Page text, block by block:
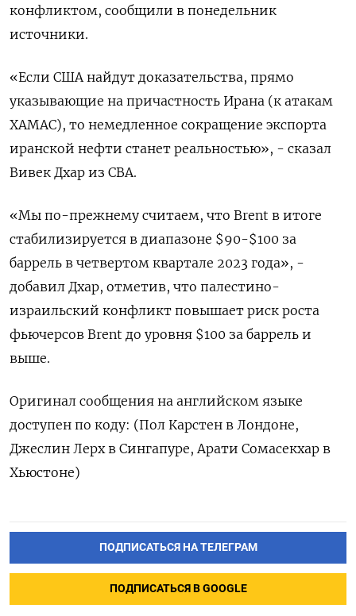
конфликтом, сообщили в понедельник
источники.
«Если США найдут доказательства, прямо
указывающие на причастность Ирана (к атакам
ХАМАС), то немедленное сокращение экспорта
иранской нефти станет реальностью», - сказал
Вивек Дхар из CBA.
«Мы по-прежнему считаем, что Brent в итоге
стабилизируется в диапазоне $90-$100 за
баррель в четвертом квартале 2023 года», -
добавил Дхар, отметив, что палестино-
израильский конфликт повышает риск роста
фьючерсов Brent до уровня $100 за баррель и
выше.
Оригинал сообщения на английском языке
доступен по коду: (Пол Карстен в Лондоне,
Джеслин Лерх в Сингапуре, Арати Сомасекхар в
Хьюстоне)
ПОДПИСАТЬСЯ НА ТЕЛЕГРАМ
ПОДПИСАТЬСЯ В GOOGLE